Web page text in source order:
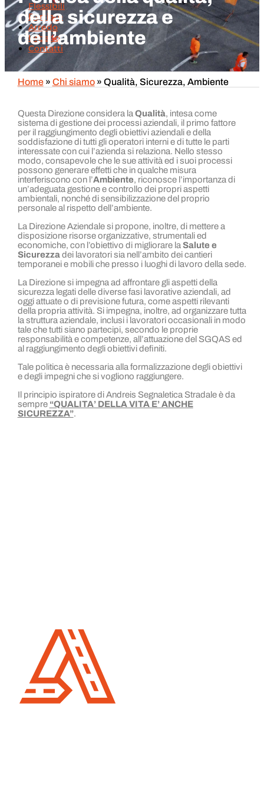
Flessibili
Barriere
Arredo
Urbano
Contatti
della sicurezza e
dell’ambiente
Home» Chi siamo» Qualità, Sicurezza, Ambiente
Questa Direzione considera laQualità, intesa come
sistema di gestione dei processi aziendali, il primo fattore
per il raggiungimento degli obiettivi aziendali e della
soddisfazione di tutti gli operatori interni e di tutte le parti
interessate con cui l’azienda si relaziona. Nello stesso
modo, consapevole che le sue attività ed i suoi processi
possono generare effetti che in qualche misura
interferiscono con l’Ambiente, riconosce l’importanza di
un’adeguata gestione e controllo dei propri aspetti
ambientali, nonché di sensibilizzazione del proprio
personale al rispetto dell’ambiente.
La Direzione Aziendale si propone, inoltre, di mettere a
disposizione risorse organizzative, strumentali ed
economiche, con l’obiettivo di migliorare laSalute e
Sicurezzadei lavoratori sia nell’ambito dei cantieri
temporanei e mobili che presso i luoghi di lavoro della sede.
La Direzione si impegna ad affrontare gli aspetti della
sicurezza legati delle diverse fasi lavorative aziendali, ad
oggi attuate o di previsione futura, come aspetti rilevanti
della propria attività. Si impegna, inoltre, ad organizzare tutta
la struttura aziendale, inclusi i lavoratori occasionali in modo
tale che tutti siano partecipi, secondo le proprie
responsabilità e competenze, all’attuazione del SGQAS ed
al raggiungimento degli obiettivi definiti.
Tale politica è necessaria alla formalizzazione degli obiettivi
e degli impegni che si vogliono raggiungere.
Il principio ispiratore di Andreis Segnaletica Stradale è da
sempre “QUALITA’ DELLA VITA E’ ANCHE
SICUREZZA”.